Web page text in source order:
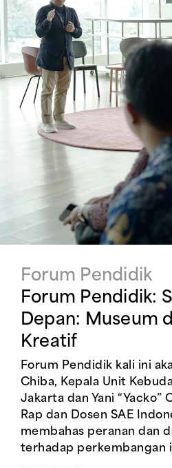
Forum Pendidik
Forum Pendidik:
Depan: Museum
Kreatif
Forum Pendidik kali ini
Chiba, Kepala Unit
Jakarta dan Yani “Yacko”
Rap dan Dosen SAE
membahas peranan dan
terhadap perkembangan